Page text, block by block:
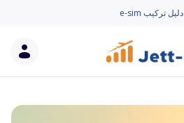
دليل تركيب e-sim